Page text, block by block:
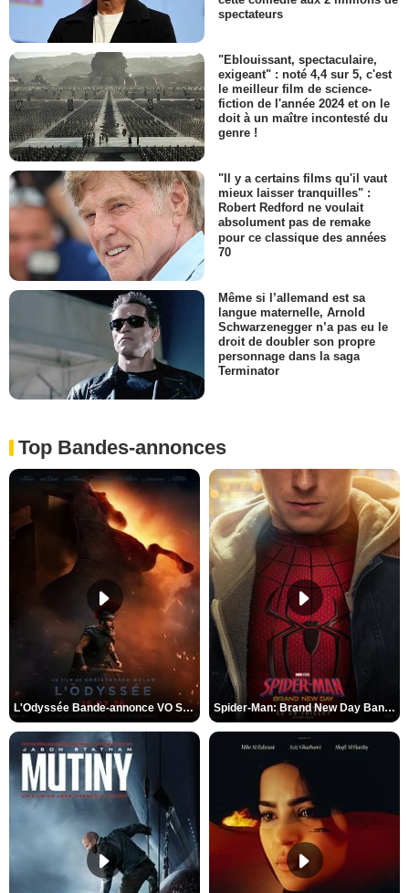
spectateurs
"Eblouissant, spectaculaire,
exigeant" : noté 4,4 sur 5, c'est
le meilleur film de science-
fiction de l'année 2024 et on le
doit à un maître incontesté du
genre !
"Il y a certains films qu'il vaut
mieux laisser tranquilles" :
Robert Redford ne voulait
absolument pas de remake
pour ce classique des années
70
Même si l’allemand est sa
langue maternelle, Arnold
Schwarzenegger n’a pas eu le
droit de doubler son propre
personnage dans la saga
Terminator
Top Bandes-annonces
L'Odyssée Bande-annonce VO STFR Spider-Man: Brand New Day Bande-annonce VO STFR